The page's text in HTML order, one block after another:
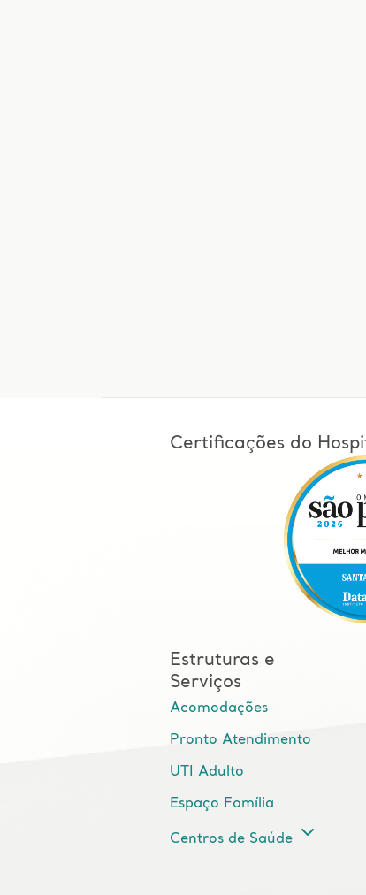
Certificações do
Estruturas e
Serviços
Acomodações
Pronto Atendimento
UTI Adulto
Espaço Família
Centros de Saúde